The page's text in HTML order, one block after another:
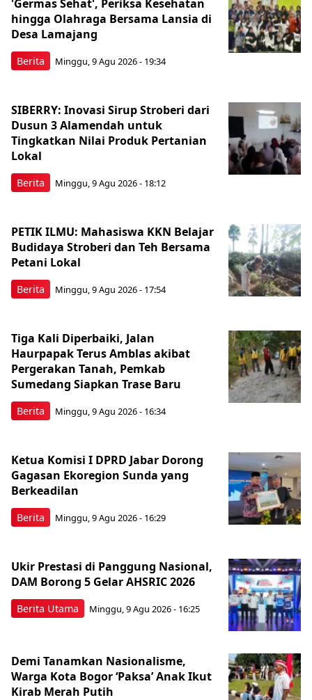
Berita
'Germas Sehat', Periksa Kesehatan
hingga Olahraga Bersama Lansia di
Desa Lamajang
Minggu, 9 Agu 2026 - 19:34
Berita
SIBERRY: Inovasi Sirup Stroberi dari
Dusun 3 Alamendah untuk
Tingkatkan Nilai Produk Pertanian
Lokal
Minggu, 9 Agu 2026 - 18:12
Berita
PETIK ILMU: Mahasiswa KKN Belajar
Budidaya Stroberi dan Teh Bersama
Petani Lokal
Minggu, 9 Agu 2026 - 17:54
Berita
Tiga Kali Diperbaiki, Jalan
Haurpapak Terus Amblas akibat
Pergerakan Tanah, Pemkab
Sumedang Siapkan Trase Baru
Minggu, 9 Agu 2026 - 16:34
Berita
Ketua Komisi I DPRD Jabar Dorong
Gagasan Ekoregion Sunda yang
Berkeadilan
Minggu, 9 Agu 2026 - 16:29
Berita Utama
Ukir Prestasi di Panggung Nasional,
DAM Borong 5 Gelar AHSRIC 2026
Minggu, 9 Agu 2026 - 16:25
Demi Tanamkan Nasionalisme,
Warga Kota Bogor ‘Paksa’ Anak Ikut
Kirab Merah Putih